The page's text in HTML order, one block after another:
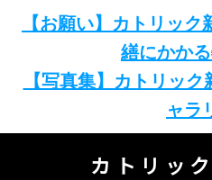
【お願い】カトリッ
繕にかか
【写真集】カトリッ
ャラ
カトリッ